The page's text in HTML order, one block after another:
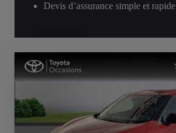
Devis d’assurance simple et rapide